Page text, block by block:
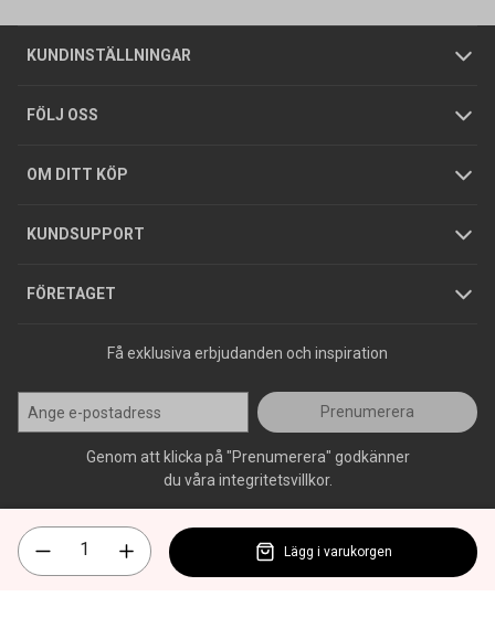
KUNDINSTÄLLNINGAR
Företagskund / Privatkund
FÖLJ OSS
OM DITT KÖP
Allmänna försäljningsvillkor
Integritetspolicy
GDPR
KUNDSUPPORT
Butiker
Foldrar och kataloger
Köpguider
Varumärken
FÖRETAGET
Om oss
Tjänster
Hållbarhet
Jobba hos oss
Press
Få exklusiva erbjudanden och inspiration
Prenumerera
Genom att klicka på "Prenumerera" godkänner
du våra integritetsvillkor.
Lägg i varukorgen